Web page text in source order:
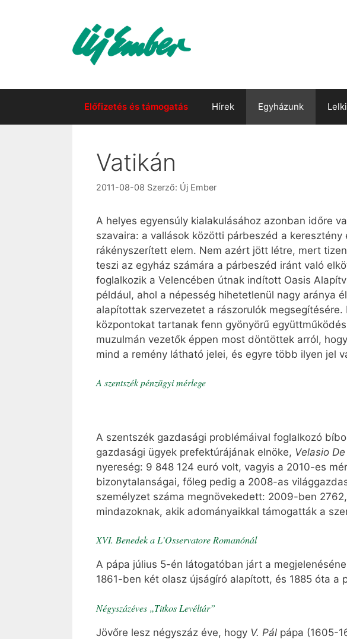
Előfizetés és támogatás Hírek Egyházunk
Vatikán
2011-08-08 Szerző: Új Ember
A helyes egyensúly kialakulásához azonban időre
szavaira: a vallások közötti párbeszéd a
rákényszerített elem. Nem azért jött létre, mert
teszi az egyház számára a párbeszéd iránt való
foglalkozik a Velencében útnak indított Oasis
például, ahol a népesség hihetetlenül nagy aránya
alapítottak szervezetet a rászorulók
központokat tartanak fenn gyönyörű
muzulmán vezetők éppen most döntöttek arról,
mind a remény látható jelei, és egyre több ilyen jel
A szentszék pénzügyi mérlege
A szentszék gazdasági problémáival foglalkozó
gazdasági ügyek prefektúrájának elnöke, Velasio
nyereség: 9 848 124 euró volt, vagyis a 2010-es
bizonytalanságai, főleg pedig a 2008-as
személyzet száma megnövekedett: 2009-ben
mindazoknak, akik adományaikkal támogatták a
XVI. Benedek a L’Osservatore Romanónál
A pápa július 5-én látogatóban járt a
1861-ben két olasz újságíró alapított, és 1885 óta
Négyszázéves „Titkos Levéltár”
Jövőre lesz négyszáz éve, hogy V. Pál pápa (1605-